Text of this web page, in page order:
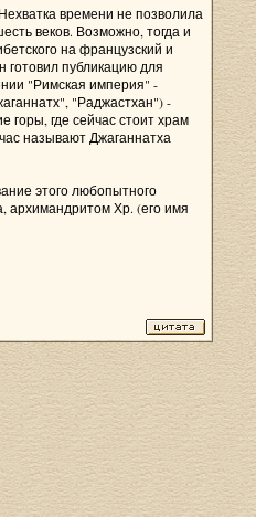
времени не позволила
веков. Возможно, тогда и
на французский и
готовил публикацию для
"Римская империя" -
"Раджастхан") -
горы, где сейчас стоит храм
называют Джаганнатха
этого любопытного
архимандритом Хр. (его имя